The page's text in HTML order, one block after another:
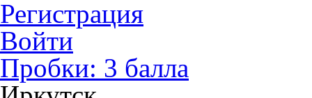
Регистрация
Войти
Пробки: 3 балла